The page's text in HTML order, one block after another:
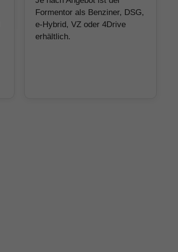
Formentor als Benziner, DSG,
e-Hybrid, VZ oder 4Drive
erhältlich.